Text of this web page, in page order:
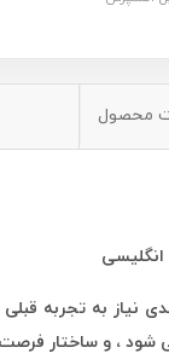
محصول
نیاز به تجربه
، و ساختار فرصت